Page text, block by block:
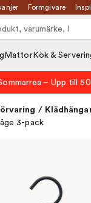
Formgivare
MattorKök &
– Upp till
/
3-pack